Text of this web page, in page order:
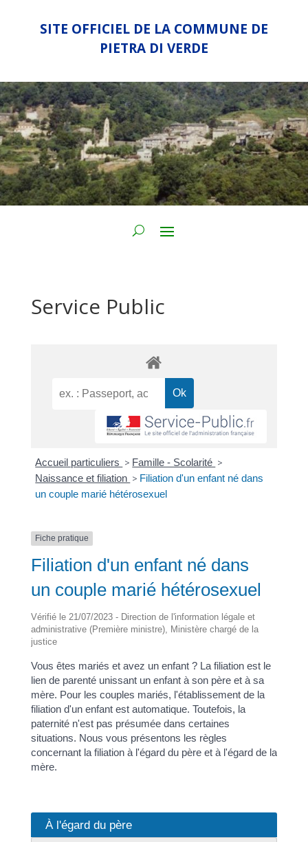
SITE OFFICIEL DE LA COMMUNE DE
PIETRA DI VERDE
Service Public
Accueil particuliers > Famille - Scolarité >
Naissance et filiation > Filiation d'un enfant né dans
un couple marié hétérosexuel
Fiche pratique
Filiation d'un enfant né dans
un couple marié hétérosexuel
Vérifié le 21/07/2023 - Direction de l'information légale et
administrative (Première ministre), Ministère chargé de la
justice
Vous êtes mariés et avez un enfant ? La filiation est le
lien de parenté unissant un enfant à son père et à sa
mère. Pour les couples mariés, l'établissement de la
filiation d'un enfant est automatique. Toutefois, la
paternité n'est pas présumée dans certaines
situations. Nous vous présentons les règles
concernant la filiation à l'égard du père et à l'égard de la
mère.
À l'égard du père